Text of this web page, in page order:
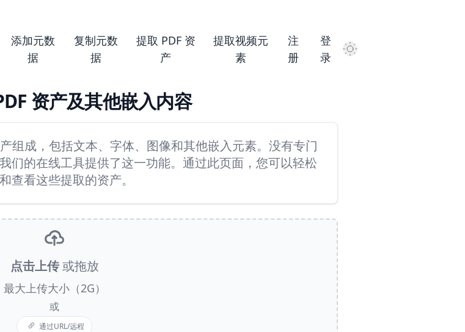
添加元数
据
复制元数
据
提取 PDF 资
产
提取视频元
素
注
册
登
录
Dark Mode
资产及其他嵌入内容
组成，包括文本、字体、图像和其他嵌入元素。没有专门
们的在线工具提供了这一功能。通过此页面，您可以轻松
查看这些提取的资产。
点击上传 或拖放
最大上传大小（2G）
或
通过URL/远程